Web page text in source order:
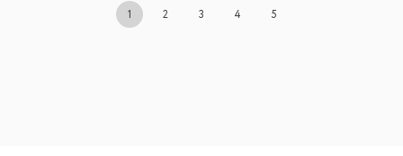
1 2 3 4 5